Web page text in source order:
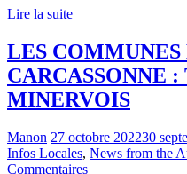
Lire la suite
LES COMMUNES
CARCASSONNE :
MINERVOIS
Manon 27 octobre 202230
Infos Locales, News from the
Commentaires